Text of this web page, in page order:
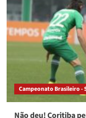
clubes
no
Ranking
Nacional
de
Clubes
CBF
Campeonato Brasileiro -
Não deu! Coritiba